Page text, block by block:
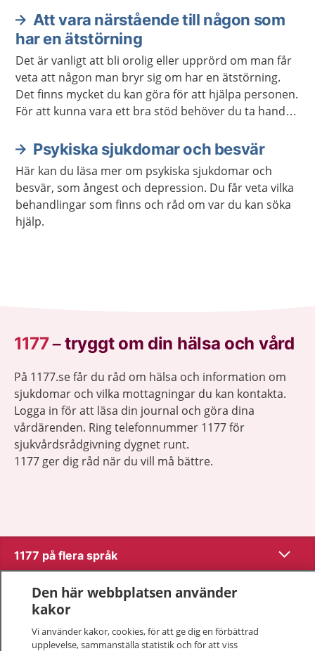
Att vara närstående till någon som
har en ätstörning
Det är vanligt att bli orolig eller upprörd om man får
veta att någon man bryr sig om har en ätstörning.
Det finns mycket du kan göra för att hjälpa personen.
För att kunna vara ett bra stöd behöver du ta hand
Psykiska sjukdomar och besvär
Här kan du läsa mer om psykiska sjukdomar och
besvär, som ångest och depression. Du får veta vilka
behandlingar som finns och råd om var du kan söka
hjälp.
1177–tryggt om din hälsa och vård
På 1177.se får du råd om hälsa och information om
sjukdomar och vilka mottagningar du kan kontakta.
Logga in för att läsa din journal och göra dina
vårdärenden. Ring telefonnummer 1177 för
sjukvårdsrådgivning dygnet runt.
1177 ger dig råd när du vill må bättre.
1177 på flera språk Visa
Om 1177
Kontakt
Den här webbplatsen använder
kakor
Vi använder kakor, cookies, för att ge dig en förbättrad
upplevelse, sammanställa statistik och för att viss